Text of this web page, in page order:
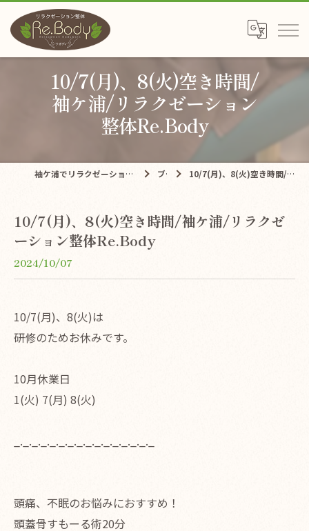
10/7(月)、8(火)空き時間/
袖ケ浦/リラクゼーション
整体Re.Body
袖ケ浦でリラクゼーションならリラクゼーション整体Re.Body ブログ 10/7(月)、8(火)空き時間/袖ケ浦/リラクゼーション整体Re.Body
10/7(月)、8(火)空き時間/袖ケ浦/リラクゼ
ーション整体Re.Body
2024/10/07
10/7(月)、8(火)は
研修のためお休みです。
10月休業日
1(火) 7(月) 8(火)
_._._._._._._._._._._._._._._._
頭痛、不眠のお悩みにおすすめ！
頭蓋骨すもーる術20分